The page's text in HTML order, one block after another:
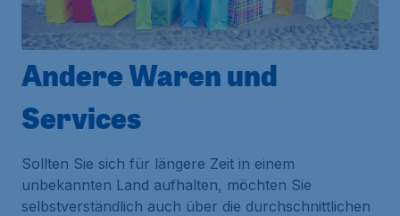
Andere Waren und
Services
Sollten Sie sich für längere Zeit in einem
unbekannten Land aufhalten, möchten Sie
selbstverständlich auch über die durchschnittlichen